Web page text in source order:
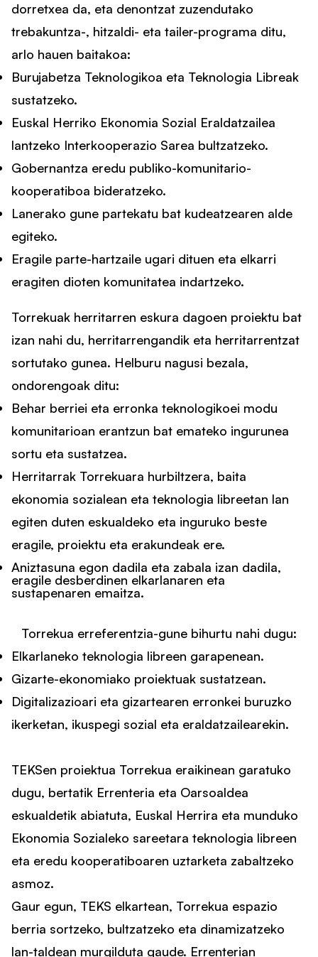
dorretxea da, eta denontzat zuzendutako
trebakuntza-, hitzaldi- eta tailer-programa ditu,
arlo hauen baitakoa:
Burujabetza Teknologikoa eta Teknologia Libreak
sustatzeko.
Euskal Herriko Ekonomia Sozial Eraldatzailea
lantzeko Interkooperazio Sarea bultzatzeko.
Gobernantza eredu publiko-komunitario-
kooperatiboa bideratzeko.
Lanerako gune partekatu bat kudeatzearen alde
egiteko.
Eragile parte-hartzaile ugari dituen eta elkarri
eragiten dioten komunitatea indartzeko.
Torrekuak herritarren eskura dagoen proiektu bat
izan nahi du, herritarrengandik eta herritarrentzat
sortutako gunea. Helburu nagusi bezala,
ondorengoak ditu:
Behar berriei eta erronka teknologikoei modu
komunitarioan erantzun bat emateko ingurunea
sortu eta sustatzea.
Herritarrak Torrekuara hurbiltzera, baita
ekonomia sozialean eta teknologia libreetan lan
egiten duten eskualdeko eta inguruko beste
eragile, proiektu eta erakundeak ere.
Aniztasuna egon dadila eta zabala izan dadila,
eragile desberdinen elkarlanaren eta
sustapenaren emaitza.
Torrekua erreferentzia-gune bihurtu nahi dugu:
Elkarlaneko teknologia libreen garapenean.
Gizarte-ekonomiako proiektuak sustatzean.
Digitalizazioari eta gizartearen erronkei buruzko
ikerketan, ikuspegi sozial eta eraldatzailearekin.
TEKSen proiektua Torrekua eraikinean garatuko
dugu, bertatik Errenteria eta Oarsoaldea
eskualdetik abiatuta, Euskal Herrira eta munduko
Ekonomia Sozialeko sareetara teknologia libreen
eta eredu kooperatiboaren uztarketa zabaltzeko
asmoz.
Gaur egun, TEKS elkartean, Torrekua espazio
berria sortzeko, bultzatzeko eta dinamizatzeko
lan-taldean murgilduta gaude. Errenterian